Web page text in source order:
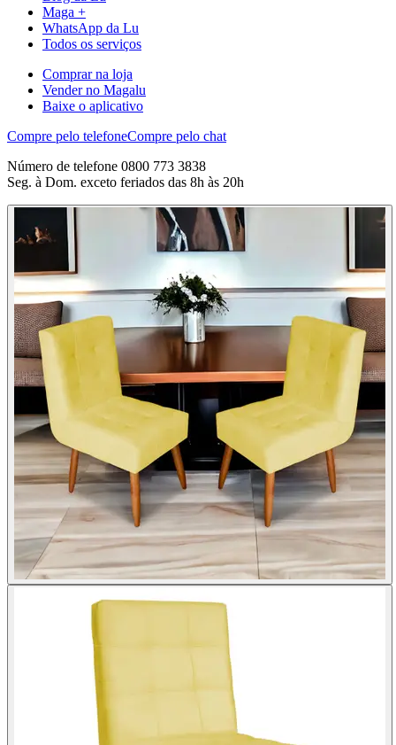
Maga +
WhatsApp da Lu
Todos os serviços
Comprar na loja
Vender no Magalu
Baixe o aplicativo
Compre pelo telefoneCompre pelo chat
Número de telefone 0800 773 3838
Seg. à Dom. exceto feriados das 8h às 20h